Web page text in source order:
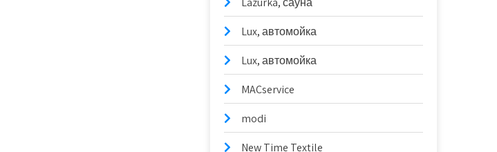
Lux, автомойка
Lux, автомойка
MACservice
modi
New Time Textile